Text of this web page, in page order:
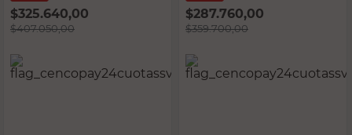
$325.640,00
$407.050,00
$287.760,00
$359.700,00